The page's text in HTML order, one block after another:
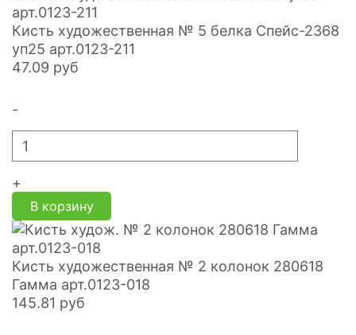
Кисть художественная № 5 белка Спейс-2368
уп25 арт.0123-211
47.09 руб
-
+
В корзину
Кисть художественная № 2 колонок 280618
Гамма арт.0123-018
145.81 руб